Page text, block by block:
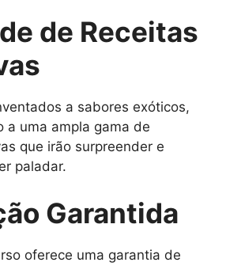
de Receitas
a sabores exóticos,
a uma ampla gama de
que irão surpreender e
paladar.
Garantida
oferece uma garantia de